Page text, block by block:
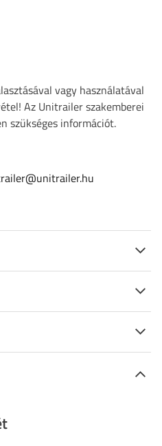
vagy használatával
Az Unitrailer szakemberei
szükséges információt.